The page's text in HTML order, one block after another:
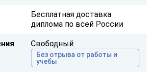
Бесплатная доставка
диплома по всей России
Свободный
Без отрыва от работы и
учебы